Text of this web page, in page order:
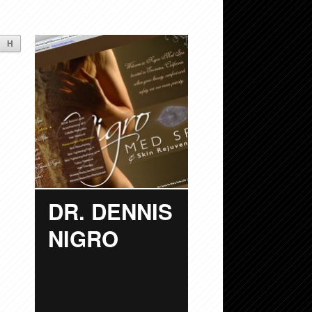
H
DR. DENNIS
NIGRO